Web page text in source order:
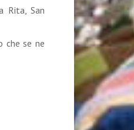
Rita, San
che se ne